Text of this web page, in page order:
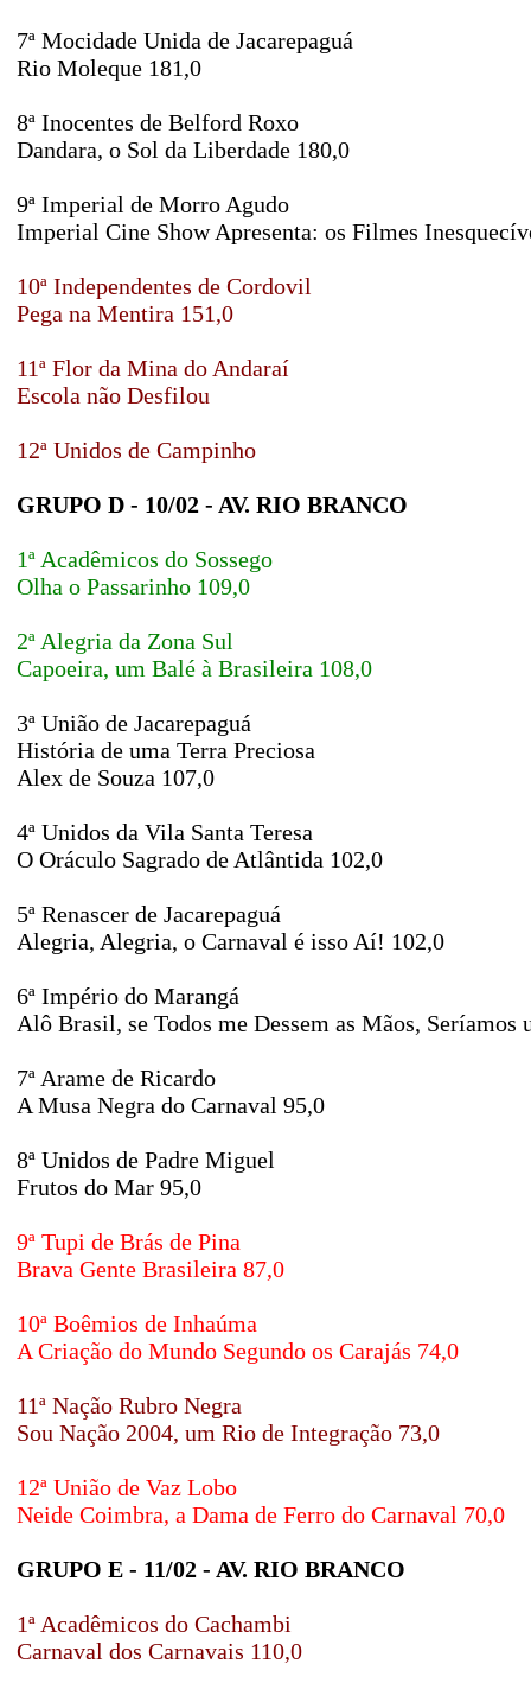
7ª Mocidade Unida de Jacarepaguá
Rio Moleque 181,0
8ª Inocentes de Belford Roxo
Dandara, o Sol da Liberdade 180,0
9ª Imperial de Morro Agudo
Imperial Cine Show Apresenta: os Filmes
10ª Independentes de Cordovil
Pega na Mentira 151,0
11ª Flor da Mina do Andaraí
Escola não Desfilou
12ª Unidos de Campinho
GRUPO D - 10/02 - AV. RIO BRANCO
1ª Acadêmicos do Sossego
Olha o Passarinho 109,0
2ª Alegria da Zona Sul
Capoeira, um Balé à Brasileira 108,0
3ª União de Jacarepaguá
História de uma Terra Preciosa
Alex de Souza 107,0
4ª Unidos da Vila Santa Teresa
O Oráculo Sagrado de Atlântida 102,0
5ª Renascer de Jacarepaguá
Alegria, Alegria, o Carnaval é isso Aí! 102,0
6ª Império do Marangá
Alô Brasil, se Todos me Dessem as Mãos, Seríamos
7ª Arame de Ricardo
A Musa Negra do Carnaval 95,0
8ª Unidos de Padre Miguel
Frutos do Mar 95,0
9ª Tupi de Brás de Pina
Brava Gente Brasileira 87,0
10ª Boêmios de Inhaúma
A Criação do Mundo Segundo os Carajás 74,0
11ª Nação Rubro Negra
Sou Nação 2004, um Rio de Integração 73,0
12ª União de Vaz Lobo
Neide Coimbra, a Dama de Ferro do Carnaval 70,0
GRUPO E - 11/02 - AV. RIO BRANCO
1ª Acadêmicos do Cachambi
Carnaval dos Carnavais 110,0